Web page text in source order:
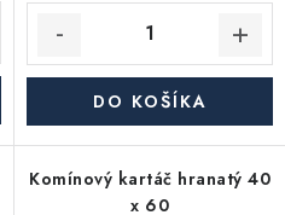
DO KOŠÍKA
Komínový kartáč hranatý 40
x 60